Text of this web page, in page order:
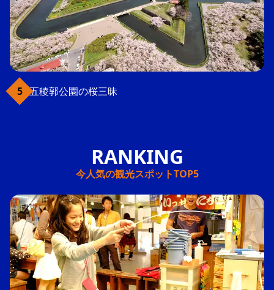
五稜郭公園の桜三昧
今人気の観光スポットTOP5